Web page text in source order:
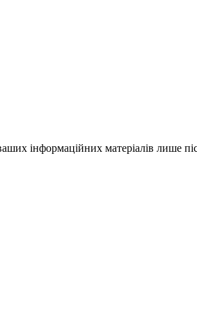
інформаційних матеріалів лише